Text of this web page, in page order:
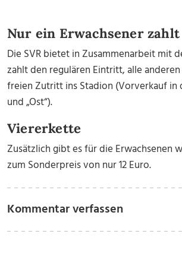
Nur ein Erwachsener zahlt
Die SVR bietet in Zusammenarbeit mit
zahlt den regulären Eintritt, alle
freien Zutritt ins Stadion (Vorverkauf in
und „Ost“).
Viererkette
Zusätzlich gibt es für die
zum Sonderpreis von nur 12 Euro.
Kommentar verfassen